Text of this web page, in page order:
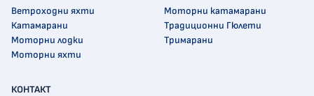
КОНТАКТ
Ветроходни яхти
Катамарани
Моторни лодки
Моторни яхти
Моторни катамарани
Традиционни Гюлети
Тримарани